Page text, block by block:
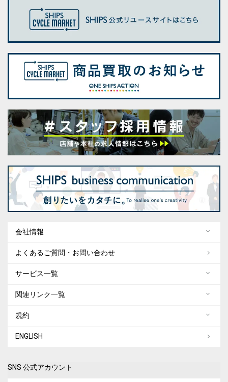
会社情報
よくあるご質問・お問い合わせ
サービス一覧
関連リンク一覧
規約
ENGLISH
SNS 公式アカウント